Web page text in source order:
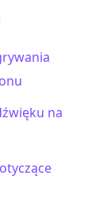
na